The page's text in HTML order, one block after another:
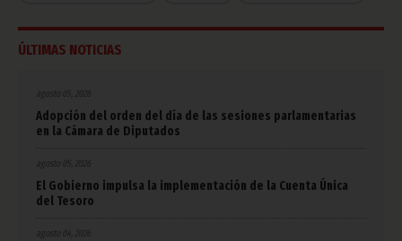
ÚLTIMAS NOTICIAS
Adopción del orden del día de las sesiones parlamentarias
en la Cámara de Diputados
El Gobierno impulsa la implementación de la Cuenta Única
del Tesoro
agosto 04, 2026